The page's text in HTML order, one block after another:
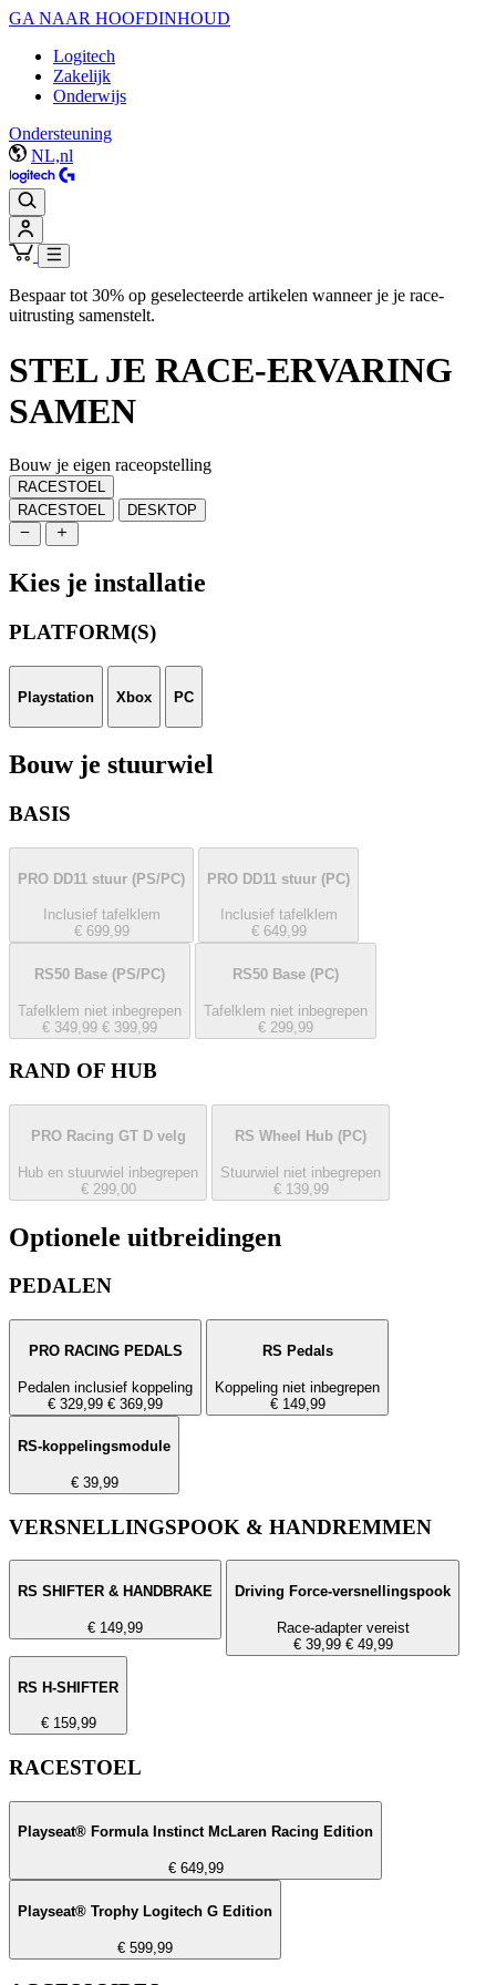
GA NAAR HOOFDINHOUD
Logitech
Zakelijk
Onderwijs
Ondersteuning
NL,nl
Bespaar tot 30% op geselecteerde artikelen wanneer je je race-
uitrusting samenstelt.
STEL JE RACE-ERVARING
SAMEN
Bouw je eigen raceopstelling
RACESTOEL
RACESTOEL
DESKTOP
Kies je installatie
PLATFORM(S)
Playstation Xbox PC
Bouw je stuurwiel
BASIS
PRO DD11 stuur (PS/PC)
Inclusief tafelklem
€ 699,99
PRO DD11 stuur (PC)
Inclusief tafelklem
€ 649,99
RS50 Base (PS/PC)
Tafelklem niet inbegrepen
€ 349,99 € 399,99
RS50 Base (PC)
Tafelklem niet inbegrepen
€ 299,99
RAND OF HUB
PRO Racing GT D velg
Hub en stuurwiel inbegrepen
€ 299,00
RS Wheel Hub (PC)
Stuurwiel niet inbegrepen
€ 139,99
Optionele uitbreidingen
PEDALEN
PRO RACING PEDALS
Pedalen inclusief koppeling
€ 329,99 € 369,99
RS Pedals
Koppeling niet inbegrepen
€ 149,99
RS-koppelingsmodule
€ 39,99
VERSNELLINGSPOOK & HANDREMMEN
RS SHIFTER & HANDBRAKE
€ 149,99
Driving Force-versnellingspook
Race-adapter vereist
€ 39,99 € 49,99
RS H-SHIFTER
€ 159,99
RACESTOEL
Playseat® Formula Instinct McLaren Racing Edition
€ 649,99
Playseat® Trophy Logitech G Edition
€ 599,99